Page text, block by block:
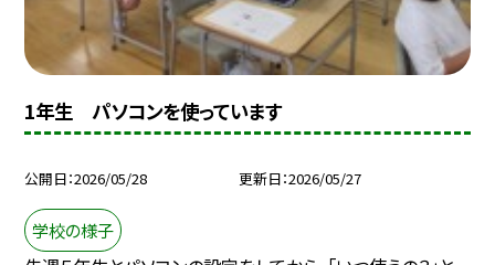
1年生 パソコンを使っています
公開日 2026/05/28 更新日 2026/05/27
学校の様子